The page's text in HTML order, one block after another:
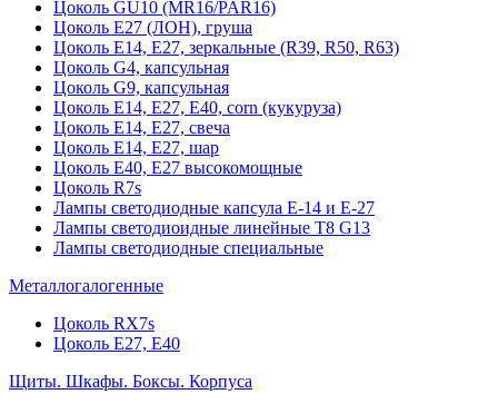
Цоколь GU10 (MR16/PAR16)
Цоколь Е27 (ЛОН), груша
Цоколь Е14, Е27, зеркальные (R39, R50, R63)
Цоколь G4, капсульная
Цоколь G9, капсульная
Цоколь Е14, Е27, Е40, corn (кукуруза)
Цоколь Е14, Е27, свеча
Цоколь Е14, Е27, шар
Цоколь Е40, Е27 высокомощные
Цоколь R7s
Лампы светодиодные капсула Е-14 и Е-27
Лампы светодиоидные линейные T8 G13
Лампы светодиодные специальные
Металлогалогенные
Цоколь RX7s
Цоколь Е27, E40
Щиты. Шкафы. Боксы. Корпуса